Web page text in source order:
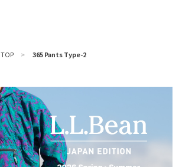
TOP > 365 Pants Type-2